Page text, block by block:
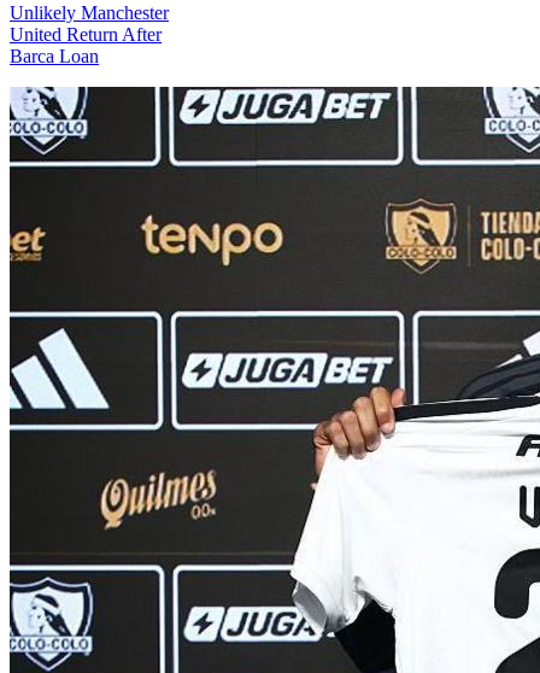
Unlikely Manchester
United Return After
Barca Loan